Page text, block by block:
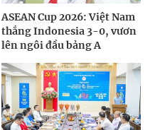
ASEAN Cup 2026: Việt Nam
thắng Indonesia 3-0, vươn
lên ngôi đầu bảng A